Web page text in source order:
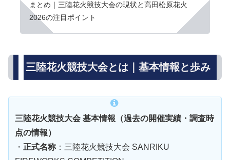
まとめ｜三陸花火競技大会の現状と高田松原花火
2026の注目ポイント
三陸花火競技大会とは｜基本情報と歩み
三陸花火競技大会 基本情報（過去の開催実績・調査時
点の情報）
・ 正式名称 ：三陸花火競技大会 SANRIKU